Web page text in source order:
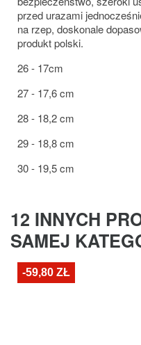
przed urazami
na rzep, doskonale
produkt polski.
26 - 17cm
27 - 17,6 cm
28 - 18,2 cm
29 - 18,8 cm
30 - 19,5 cm
12 INNYCH
SAMEJ
-59,80 ZŁ